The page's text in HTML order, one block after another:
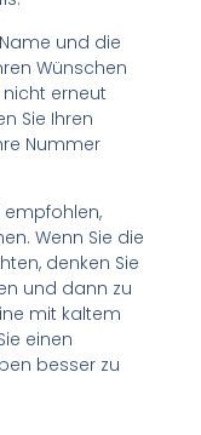
und die
Wünschen
erneut
Sie Ihren
Nummer
empfohlen,
Wenn Sie die
denken Sie
und dann zu
mit kaltem
einen
besser zu